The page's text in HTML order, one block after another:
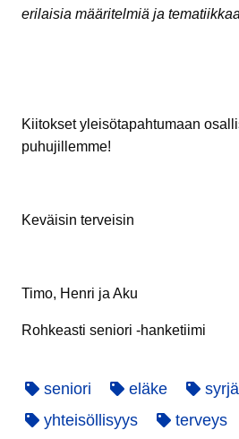
erilaisia määritelmiä ja
Kiitokset yleisötapahtumaan
puhujillemme!
Keväisin terveisin
Timo, Henri ja Aku
Rohkeasti seniori -hanketiimi
seniori eläke
yhteisöllisyys
terveys